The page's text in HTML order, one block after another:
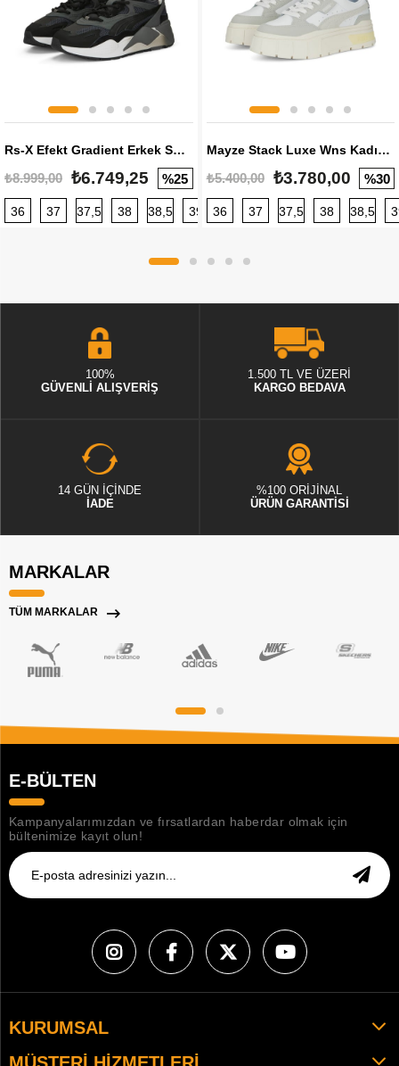
Rs-X Efekt Gradient Erkek Sneaker
₺8.999,00 ₺6.749,25 %25
36 37 37,5 38 38,5 39 40 40,5 41 42 42,5
Mayze Stack Luxe Wns Kadın Sneaker
₺5.400,00 ₺3.780,00 %30
36 37 37,5 38 38,5
100%
GÜVENLİ ALIŞVERİŞ
1.500 TL VE ÜZERİ
KARGO BEDAVA
14 GÜN İÇİNDE
İADE
%100 ORİJİNAL
ÜRÜN GARANTİSİ
MARKALAR
TÜM MARKALAR
E-BÜLTEN
Kampanyalarımızdan ve fırsatlardan haberdar olmak için
bültenimize kayıt olun!
KURUMSAL